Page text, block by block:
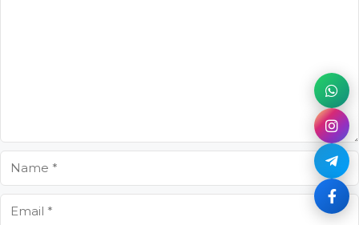
Name
Email